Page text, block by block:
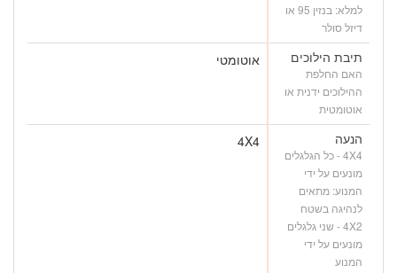
למלא: בנזין 95 או
דיזל סולר
תיבת הילוכים
האם החלפת
ההילוכים ידנית או
אוטומטית
אוטומטי
הנעה
4X4 - כל הגלגלים
מונעים על ידי
המנוע: מתאים
לנהיגה בשטח
4X2 - שני גלגלים
מונעים על ידי
המנוע
4X4